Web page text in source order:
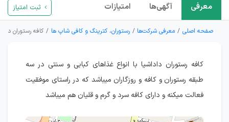
معرفی آگهی‌ها امتیازات ثبت امتیاز
صفحه اصلی معرفی شرکت‌ها رستوران، کترینگ و کافی شاپ ها کافه رستوران
کافه رستوران داداشیا با انواع غذاهای کبابی و سنتی در سه
طبقه رستوران و کافه و روزگاران میباشد که در راستای موفقیت
فعالت میکنه و دارای کافه سرد و گرم و قلیان هم میباشد